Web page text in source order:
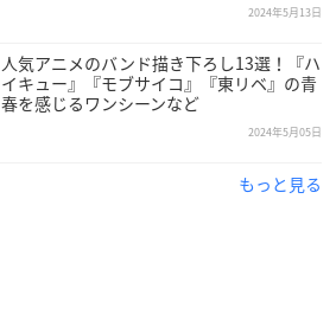
2024年5月13日
人気アニメのバンド描き下ろし13選！『ハ
イキュー』『モブサイコ』『東リベ』の青
春を感じるワンシーンなど
2024年5月05日
もっと見る